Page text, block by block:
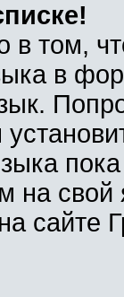
в том,
в
на
сайте